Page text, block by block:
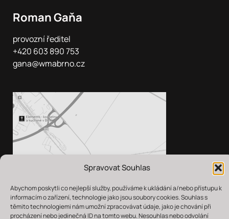
Spravovat Souhlas
Abychom poskytli co nejlepší služby, používáme k ukládání a/nebo přístupu k
informacím o zařízení, technologie jako jsou soubory cookies. Souhlas s
těmito technologiemi nám umožní zpracovávat údaje, jako je chování při
procházení nebo jedinečná ID na tomto webu. Nesouhlas nebo odvolání
Roman Gaňa
provozní ředitel
+420 603 890 753
gana@wmabrno.cz